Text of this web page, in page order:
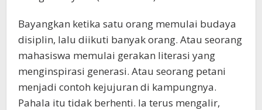
Bayangkan ketika satu orang memulai budaya
disiplin, lalu diikuti banyak orang. Atau seorang
mahasiswa memulai gerakan literasi yang
menginspirasi generasi. Atau seorang petani
menjadi contoh kejujuran di kampungnya.
Pahala itu tidak berhenti. Ia terus mengalir,